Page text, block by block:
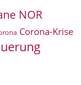
NOR
Corona-Krise